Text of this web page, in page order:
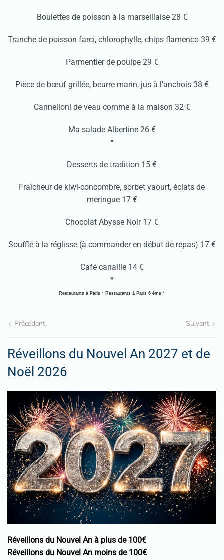
Boulettes de poisson à la marseillaise 28 €
Tranche de poisson farci, chlorophylle, chips flamenco 39 €
Parmentier de poulpe 29 €
Pièce de bœuf grillée, beurre marin, jus à l’anchois 38 €
Cannelloni de veau comme à la maison 32 €
Ma salade Albertine 26 €
*
Desserts de tradition 15 €
Fraîcheur de kiwi-concombre, sorbet yaourt, éclats de
meringue 17 €
Chocolat Abysse Noir 17 €
Soufflé à la réglisse (à commander en début de repas) 17 €
Café canaille 14 €
*
Restaurants à Paris * Restaurants à Paris 6 ème *
Précédent Suivant
Réveillons du Nouvel An 2027 et de
Noël 2026
Réveillons du Nouvel An à plus de 100€
Réveillons du Nouvel An moins de 100€